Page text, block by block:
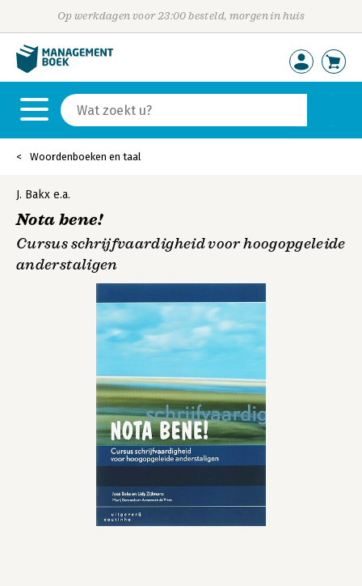
Op werkdagen voor 23:00 besteld, morgen in huis
Woordenboeken en taal
J. Bakx e.a.
Nota bene!
Cursus schrijfvaardigheid voor hoogopgeleide
anderstaligen